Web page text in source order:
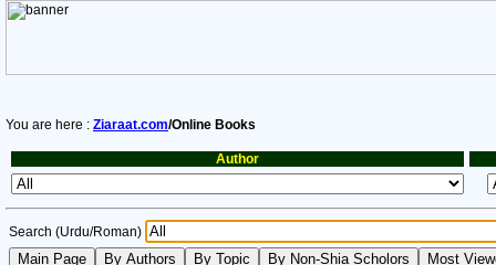
You are here : Ziaraat.com/Online Books
Author
Search (Urdu/Roman)